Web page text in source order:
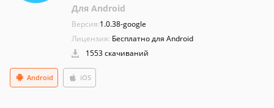
Для Android
Версия:1.0.38-google
Лицензия: Бесплатно для Android
1553 скачиваний
Android iOS